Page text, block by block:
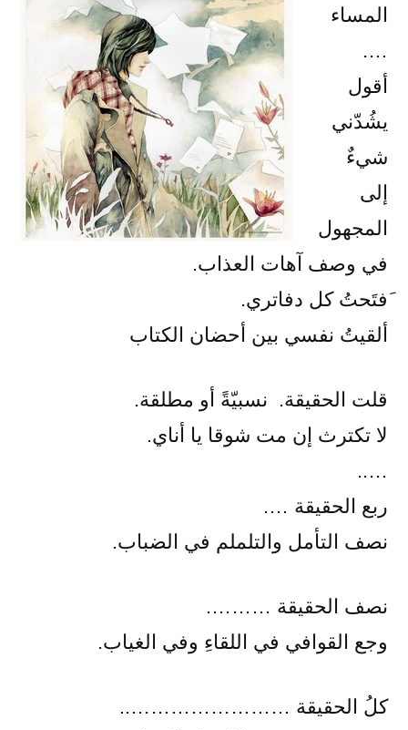
المساء
….
أقول
يشُدّني
شيءٌ
إلى
المجهول
في وصف آهات العذاب.
َفتَحتُ كل دفاتري.
ألقيتُ نفسي بين أحضان الكتاب
قلت الحقيقة. نسبيّةً أو مطلقة.
لا تكترث إن مت شوقا يا أناي.
…..
ربع الحقيقة ….
نصف التأمل والتلملم في الضباب.
نصف الحقيقة ……….
وجع القوافي في اللقاءِ وفي الغياب.
كلُ الحقيقة ……………………..